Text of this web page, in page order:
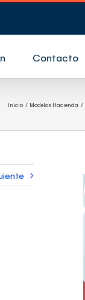
Contacto
Inicio Modelos Hacienda